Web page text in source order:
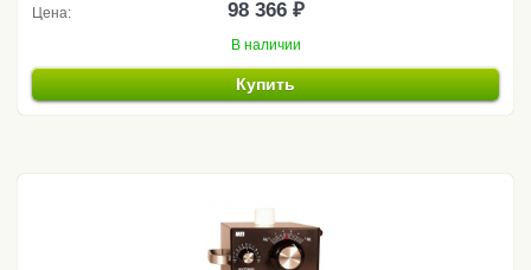
Цена: 98 366 ₽
В наличии
Купить